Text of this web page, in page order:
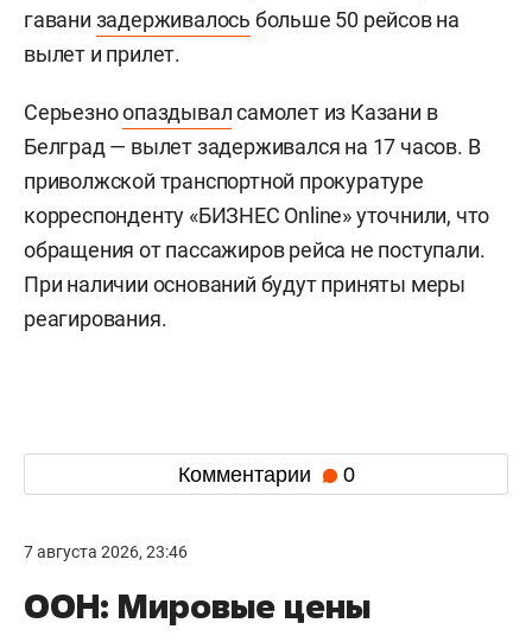
гавани задерживалось больше 50 рейсов на
вылет и прилет.
Серьезноопаздывалсамолет из Казани в
Белград — вылет задерживался на 17 часов. В
приволжской транспортной прокуратуре
корреспонденту «БИЗНЕС Online» уточнили, что
обращения от пассажиров рейса не поступали.
При наличии оснований будут приняты меры
реагирования.
Комментарии 0
7 августа 2026, 23:46
ООН: Мировые цены